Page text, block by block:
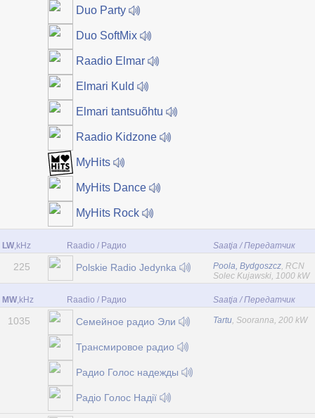
Duo Party
Duo SoftMix
Raadio Elmar
Elmari Kuld
Elmari tantsuõhtu
Raadio Kidzone
MyHits
MyHits Dance
MyHits Rock
LW,kHz Raadio / Радио Saatja / Передатчик
225 Polskie Radio Jedynka Poola, Bydgoszcz, RCN
Solec Kujawski, 1000 kW
MW,kHz Raadio / Радио Saatja / Передатчик
1035 Семейное радио Эли
Трансмировое радио
Радио Голос надежды
Радіо Голос Надії
Tartu, Sooranna, 200 kW